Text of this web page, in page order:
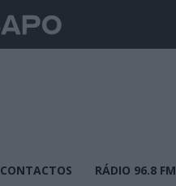
CONTACTOS RÁDIO 96.8 FM